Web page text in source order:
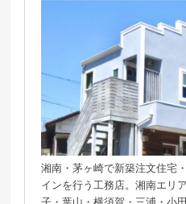
湘南・茅ヶ崎で新築注文住宅
インを行う工務店。湘南エリ